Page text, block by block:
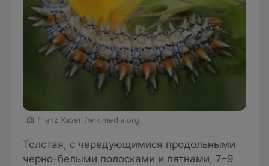
Franz Xaver /wikimedia.org
Толстая, с чередующимися продольными
черно-белыми полосками и пятнами, 7–9